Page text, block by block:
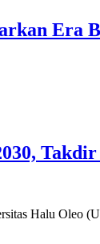
Era
Halu Oleo